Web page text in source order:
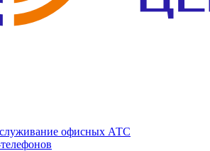
офисных АТС